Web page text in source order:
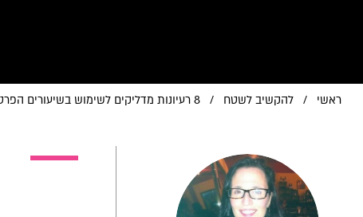
ראשי / להקשיב לשטח / 8 רעיונות מדליקים לשימוש בשיעורים הפרטניים